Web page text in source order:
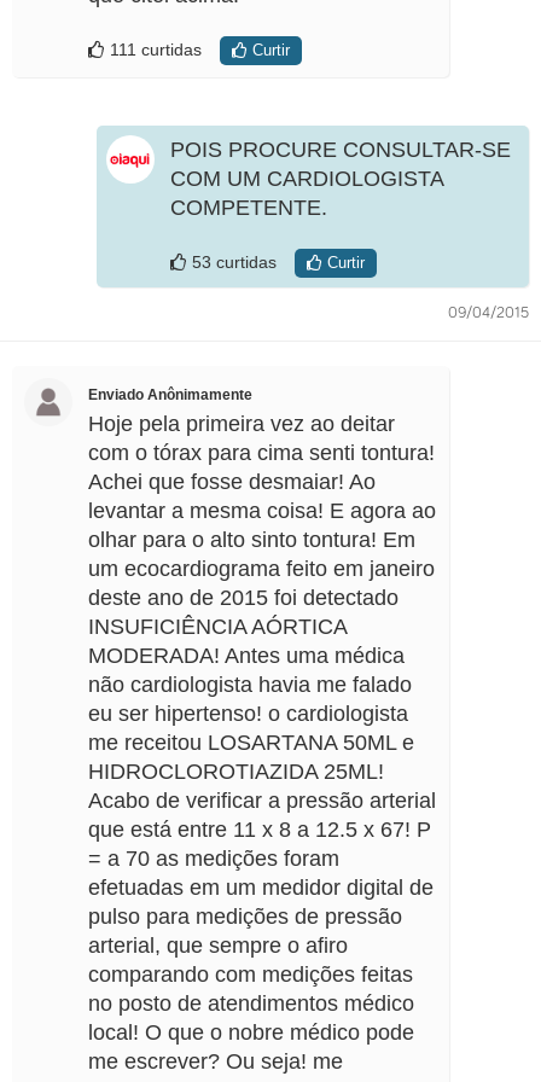
111 curtidas Curtir
POIS PROCURE CONSULTAR-SE
COM UM CARDIOLOGISTA
COMPETENTE.
53 curtidas Curtir
09/04/2015
Enviado Anônimamente
Hoje pela primeira vez ao deitar
com o tórax para cima senti tontura!
Achei que fosse desmaiar! Ao
levantar a mesma coisa! E agora ao
olhar para o alto sinto tontura! Em
um ecocardiograma feito em janeiro
deste ano de 2015 foi detectado
INSUFICIÊNCIA AÓRTICA
MODERADA! Antes uma médica
não cardiologista havia me falado
eu ser hipertenso! o cardiologista
me receitou LOSARTANA 50ML e
HIDROCLOROTIAZIDA 25ML!
Acabo de verificar a pressão arterial
que está entre 11 x 8 a 12.5 x 67! P
= a 70 as medições foram
efetuadas em um medidor digital de
pulso para medições de pressão
arterial, que sempre o afiro
comparando com medições feitas
no posto de atendimentos médico
local! O que o nobre médico pode
me escrever? Ou seja! me